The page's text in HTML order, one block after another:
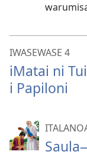
IWASEWASE 4
iMatai ni
i Papiloni